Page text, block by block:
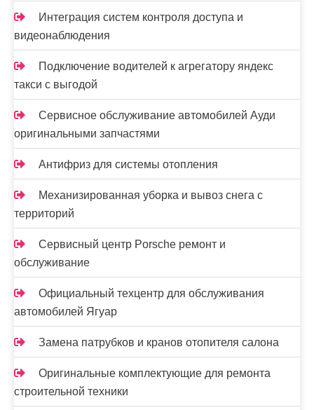
Интеграция систем контроля доступа и
видеонаблюдения
Подключение водителей к агрегатору яндекс
такси с выгодой
Сервисное обслуживание автомобилей Ауди
оригинальными запчастями
Антифриз для системы отопления
Механизированная уборка и вывоз снега с
территорий
Сервисный центр Porsche ремонт и
обслуживание
Официальный техцентр для обслуживания
автомобилей Ягуар
Замена патрубков и кранов отопителя салона
Оригинальные комплектующие для ремонта
строительной техники